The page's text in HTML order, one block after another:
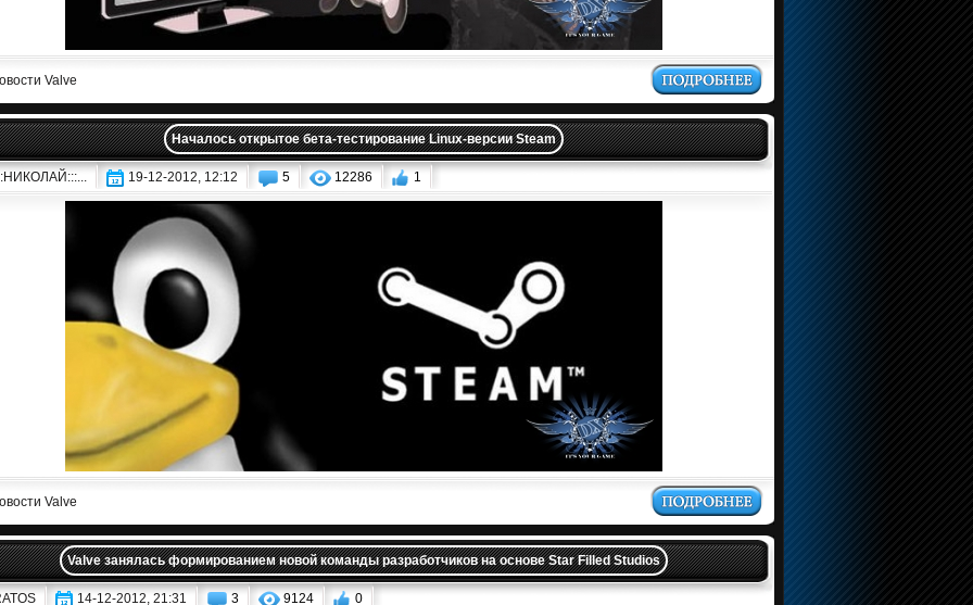
Valve
Началось открытое бета-тестирование Linux-версии Steam
19-12-2012, 12:12 5 12286 1
Valve
Valve занялась формированием новой команды разработчиков на основе Star Filled Studios
14-12-2012, 21:31 3 9124 0